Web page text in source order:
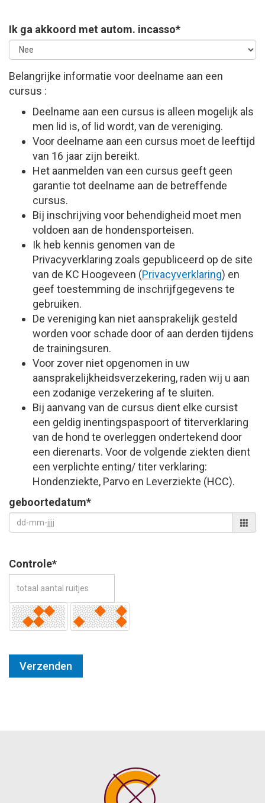
Ik ga akkoord met autom. incasso*
Belangrijke informatie voor deelname aan een
cursus :
Deelname aan een cursus is alleen mogelijk als
men lid is, of lid wordt, van de vereniging.
Voor deelname aan een cursus moet de leeftijd
van 16 jaar zijn bereikt.
Het aanmelden van een cursus geeft geen
garantie tot deelname aan de betreffende
cursus.
Bij inschrijving voor behendigheid moet men
voldoen aan de hondensporteisen.
Ik heb kennis genomen van de
Privacyverklaring zoals gepubliceerd op de site
van de KC Hoogeveen (Privacyverklaring) en
geef toestemming de inschrijfgegevens te
gebruiken.
De vereniging kan niet aansprakelijk gesteld
worden voor schade door of aan derden tijdens
de trainingsuren.
Voor zover niet opgenomen in uw
aansprakelijkheidsverzekering, raden wij u aan
een zodanige verzekering af te sluiten.
Bij aanvang van de cursus dient elke cursist
een geldig inentingspaspoort of titerverklaring
van de hond te overleggen ondertekend door
een dierenarts. Voor de volgende ziekten dient
een verplichte enting/ titer verklaring:
Hondenziekte, Parvo en Leverziekte (HCC).
geboortedatum*
Controle*
Verzenden